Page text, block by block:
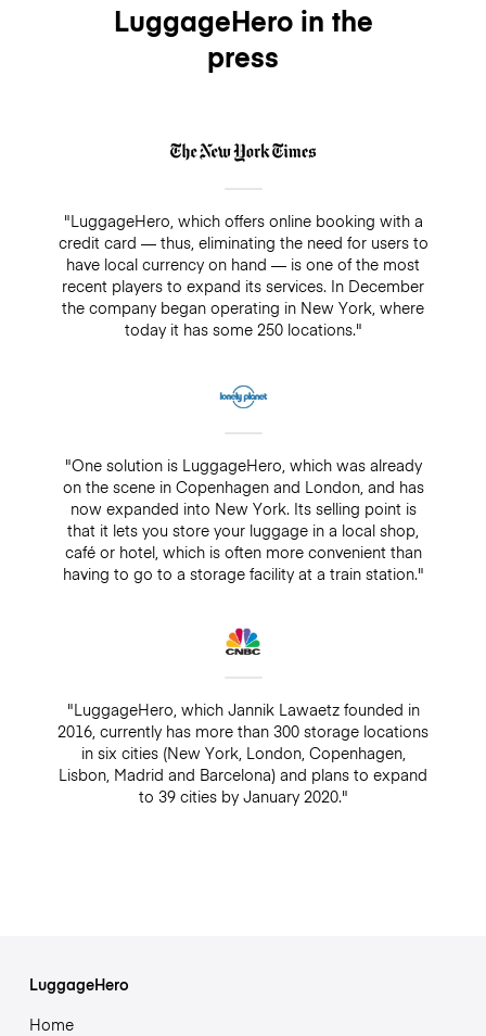
LuggageHero in the
press
"LuggageHero, which offers online booking with a
credit card — thus, eliminating the need for users to
have local currency on hand — is one of the most
recent players to expand its services. In December
the company began operating in New York, where
today it has some 250 locations."
"One solution is LuggageHero, which was already
on the scene in Copenhagen and London, and has
now expanded into New York. Its selling point is
that it lets you store your luggage in a local shop,
café or hotel, which is often more convenient than
having to go to a storage facility at a train station."
"LuggageHero, which Jannik Lawaetz founded in
2016, currently has more than 300 storage locations
in six cities (New York, London, Copenhagen,
Lisbon, Madrid and Barcelona) and plans to expand
to 39 cities by January 2020."
LuggageHero
Home